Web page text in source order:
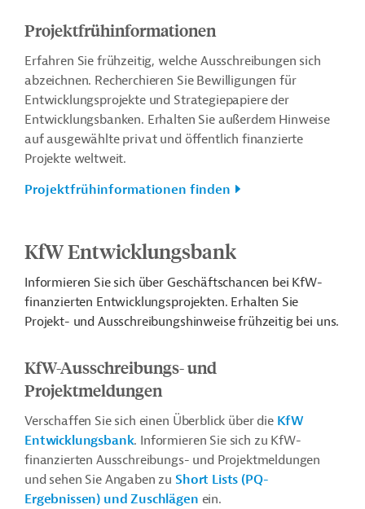
Projektfrühinformationen
Erfahren Sie frühzeitig, welche Ausschreibungen sich
abzeichnen. Recherchieren Sie Bewilligungen für
Entwicklungsprojekte und Strategiepapiere der
Entwicklungsbanken. Erhalten Sie außerdem Hinweise
auf ausgewählte privat und öffentlich finanzierte
Projekte weltweit.
Projektfrühinformationen finden
KfW Entwicklungsbank
Informieren Sie sich über Geschäftschancen bei KfW-
finanzierten Entwicklungsprojekten. Erhalten Sie
Projekt- und Ausschreibungshinweise frühzeitig bei uns.
KfW-Ausschreibungs- und
Projektmeldungen
Verschaffen Sie sich einen Überblick über die KfW
Entwicklungsbank. Informieren Sie sich zu KfW-
finanzierten Ausschreibungs- und Projektmeldungen
und sehen Sie Angaben zu Short Lists (PQ-
Ergebnissen) und Zuschlägen ein.